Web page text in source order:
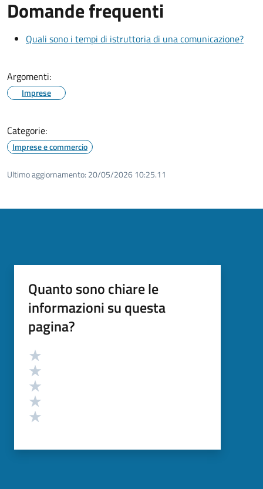
Domande frequenti
Quali sono i tempi di istruttoria di una comunicazione?
Argomenti:
Imprese
Categorie:
Imprese e commercio
Ultimo aggiornamento: 20/05/2026 10:25.11
Quanto sono chiare le
informazioni su questa
pagina?
Valutazione